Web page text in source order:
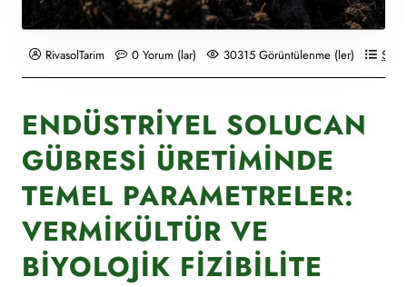
RivasolTarim 0 Yorum (lar) 30315 Görüntülenme (ler)
ENDÜSTRIYEL SOLUCAN
GÜBRESI ÜRETIMINDE
TEMEL PARAMETRELER:
VERMIKÜLTÜR VE
BIYOLOJIK FIZIBILITE